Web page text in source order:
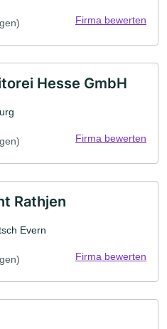
Firma bewerten
Hesse GmbH
Firma bewerten
Rathjen
Evern
Firma bewerten